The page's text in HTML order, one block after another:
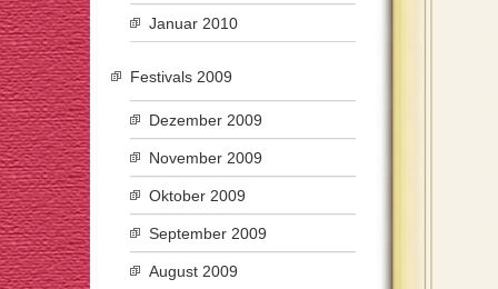
Januar 2010
Festivals 2009
Dezember 2009
November 2009
Oktober 2009
September 2009
August 2009